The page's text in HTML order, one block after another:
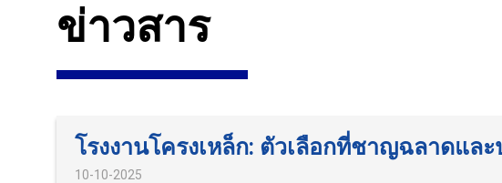
ข่าวสาร
โรงงานโครงเหล็ก: ตัวเลือกที่ชาญฉลาดแล
10-10-2025